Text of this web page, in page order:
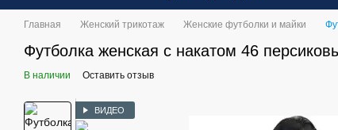
Главная Женский трикотаж Женские футболки и майки
Футболка женская с накатом 46
В наличии Оставить отзыв
ВИДЕО